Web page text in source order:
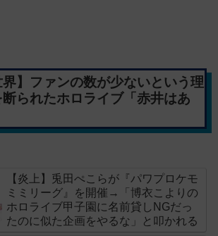
界】ファンの数が少ないという理
られたホロライブ「赤井はあ
【炎上】兎田ぺこらが『パワプロケモ
ミミリーグ』を開催→「博衣こよりの
ホロライブ甲子園に名前貸しNGだっ
たのに似た企画をやるな」と叩かれる